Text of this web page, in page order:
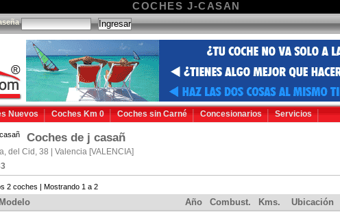
COCHES J-CASAN
Nuevos Coches Km 0 Coches sin Carné Concesionarios Servicios
Coches de j casañ
del Cid, 38 | Valencia [VALENCIA]
2 coches | Mostrando 1 a 2
Año Combust. Kms. Ubicación